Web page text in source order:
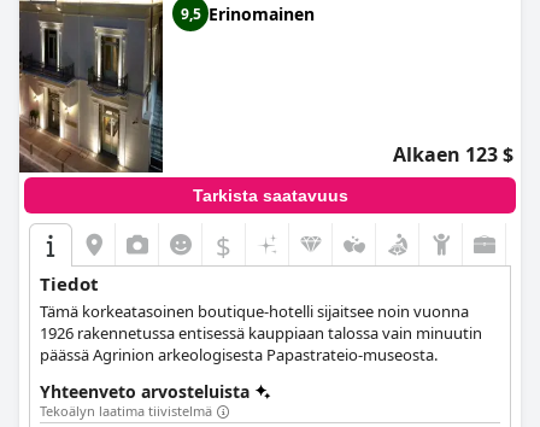
9,5 Erinomainen
Alkaen 123 $
Tarkista saatavuus
$
Tiedot
Tämä korkeatasoinen boutique-hotelli sijaitsee noin vuonna
1926 rakennetussa entisessä kauppiaan talossa vain minuutin
päässä Agrinion arkeologisesta Papastrateio-museosta.
Yhteenveto arvosteluista
Tekoälyn laatima tiivistelmä